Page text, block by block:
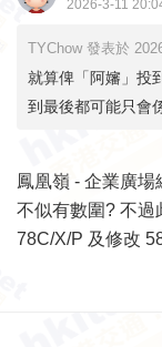
2026-3-11
TYChow 發表於
就算俾「阿嬸」投
到最後都可能只會
鳳凰嶺 - 企業廣
不似有數圍? 不過
78C/X/P 及修改